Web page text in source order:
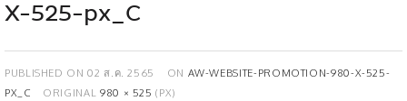
X-525-px_C
PUBLISHED ON02 ส.ค. 2565 ON AW-WEBSITE-PROMOTION-980-X-525-
PX_C
ORIGINAL 980 × 525 (PX)